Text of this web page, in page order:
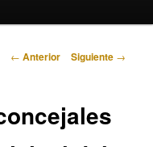
Navegación
← Anterior Siguiente →